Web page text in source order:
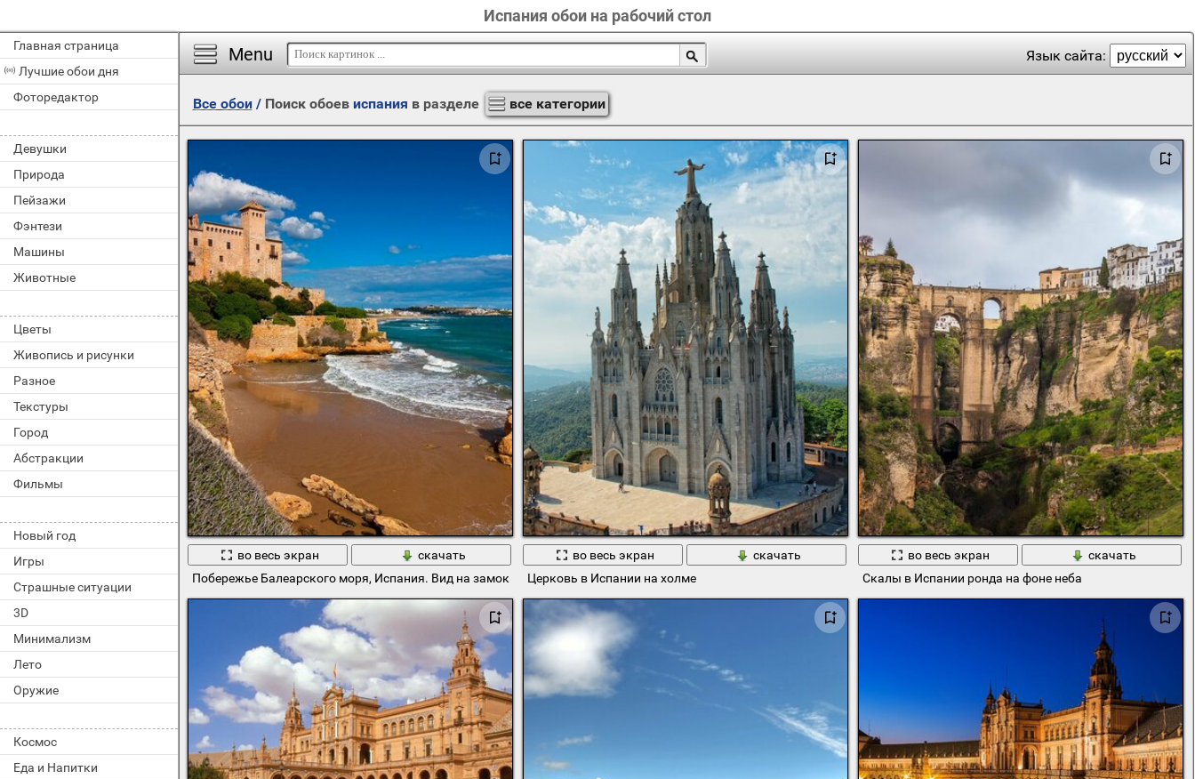
Испания обои на рабочий стол
Главная страница
Лучшие обои дня
Фоторедактор
Девушки
Природа
Пейзажи
Фэнтези
Машины
Животные
Цветы
Живопись и рисунки
Разное
Текстуры
Город
Абстракции
Фильмы
Новый год
Игры
Страшные ситуации
3D
Минимализм
Лето
Оружие
Космос
Еда и Напитки
Menu Язык сайта:
Все обои/ Поиск обоев испания в разделе все категории
во весь экран
скачать
Побережье Балеарского моря, Испания. Вид на замок
во весь экран
скачать
Церковь в Испании на холме
во весь экран
скачать
Скалы в Испании ронда на фоне неба